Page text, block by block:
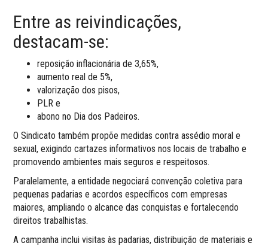
Entre as reivindicações,
destacam-se:
reposição inflacionária de 3,65%,
aumento real de 5%,
valorização dos pisos,
PLR e
abono no Dia dos Padeiros.
O Sindicato também propõe medidas contra assédio moral e
sexual, exigindo cartazes informativos nos locais de trabalho e
promovendo ambientes mais seguros e respeitosos.
Paralelamente, a entidade negociará convenção coletiva para
pequenas padarias e acordos específicos com empresas
maiores, ampliando o alcance das conquistas e fortalecendo
direitos trabalhistas.
A campanha inclui visitas às padarias, distribuição de materiais e